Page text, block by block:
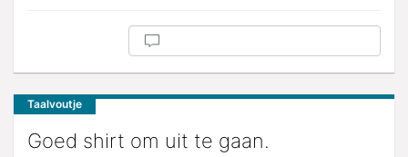
Taalvoutje
Goed shirt om uit te gaan.